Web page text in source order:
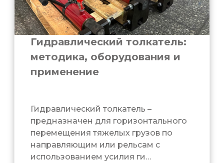
Гидравлический толкатель:
методика, оборудования и
применение
Гидравлический толкатель –
предназначен для горизонтального
перемещения тяжелых грузов по
направляющим или рельсам с
использованием усилия ги…